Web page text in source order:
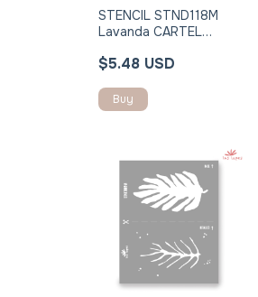
STENCIL STND118M
Lavanda CARTEL
$5.48 USD
Buy